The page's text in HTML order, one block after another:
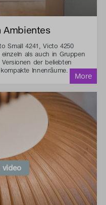
Ambientes
Small 4241, Victo 4250
als auch in Gruppen
der beliebten
Innenräume.
video